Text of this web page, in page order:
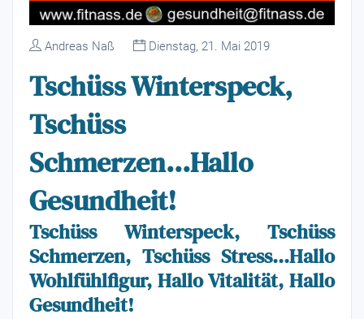
Andreas Naß Dienstag, 21. Mai 2019
Tschüss Winterspeck,
Tschüss
Schmerzen...Hallo
Gesundheit!
Tschüss Winterspeck, Tschüss
Schmerzen, Tschüss Stress...Hallo
Wohlfühlfigur, Hallo Vitalität, Hallo
Gesundheit!